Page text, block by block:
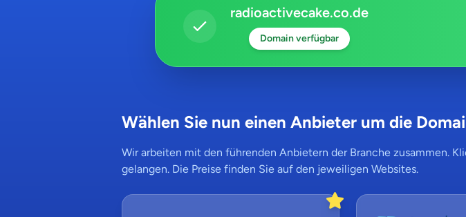
radioactivecake.co.de
Domain verfügbar
Wählen Sie nun einen Anbieter um die
Wir arbeiten mit den führenden Anbietern der Branche zusammen.
gelangen. Die Preise finden Sie auf den jeweiligen Websites.